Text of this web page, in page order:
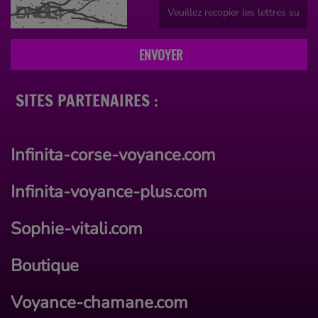
ENVOYER
SITES PARTENAIRES :
Infinita-corse-voyance.com
Infinita-voyance-plus.com
Sophie-vitali.com
Boutique
Voyance-chamane.com